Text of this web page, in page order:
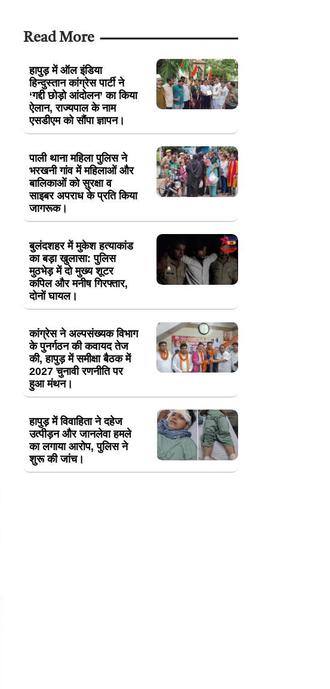
Read More
हापुड़ में ऑल इंडिया
हिन्दुस्तान कांग्रेस पार्टी ने
‘गद्दी छोड़ो आंदोलन’ का किया
ऐलान, राज्यपाल के नाम
एसडीएम को सौंपा ज्ञापन।
पाली थाना महिला पुलिस ने
भरखनी गांव में महिलाओं और
बालिकाओं को सुरक्षा व
साइबर अपराध के प्रति किया
जागरूक।
बुलंदशहर में मुकेश हत्याकांड
का बड़ा खुलासा: पुलिस
मुठभेड़ में दो मुख्य शूटर
कपिल और मनीष गिरफ्तार,
दोनों घायल।
कांग्रेस ने अल्पसंख्यक विभाग
के पुनर्गठन की कवायद तेज
की, हापुड़ में समीक्षा बैठक में
2027 चुनावी रणनीति पर
हुआ मंथन।
हापुड़ में विवाहिता ने दहेज
उत्पीड़न और जानलेवा हमले
का लगाया आरोप, पुलिस ने
शुरू की जांच।